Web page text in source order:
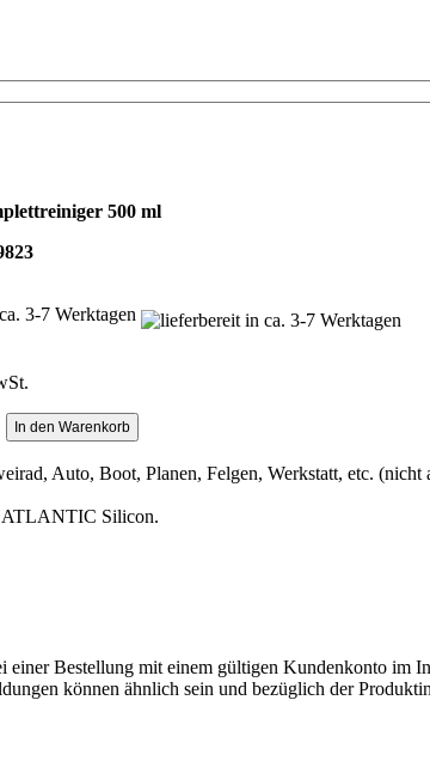
500 ml
3-7 Werktagen
Auto, Boot, Planen, Felgen, Werkstatt, etc. (nicht
ATLANTIC Silicon.
Bestellung mit einem gültigen Kundenkonto im
können ähnlich sein und bezüglich der